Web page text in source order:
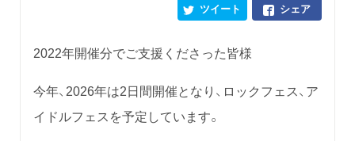
シェア
ツイート
2022年開催分でご支援くださった皆様
今年、2026年は2日間開催となり、ロックフェス、ア
イドルフェスを予定しています。